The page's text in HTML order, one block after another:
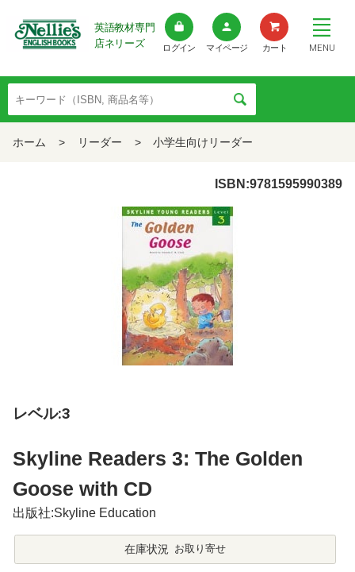
英語教材専門
店ネリーズ
ログイン マイページ カート MENU
ホーム > リーダー > 小学生向けリーダー
ISBN:9781595990389
レベル:3
Skyline Readers 3: The Golden
Goose with CD
出版社:Skyline Education
在庫状況 お取り寄せ